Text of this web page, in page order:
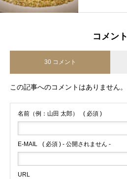
コメント
30 コメント
この記事へのコメントはありません。
名前（例：山田 太郎） ( 必須 )
E-MAIL ( 必須 ) - 公開されません -
URL